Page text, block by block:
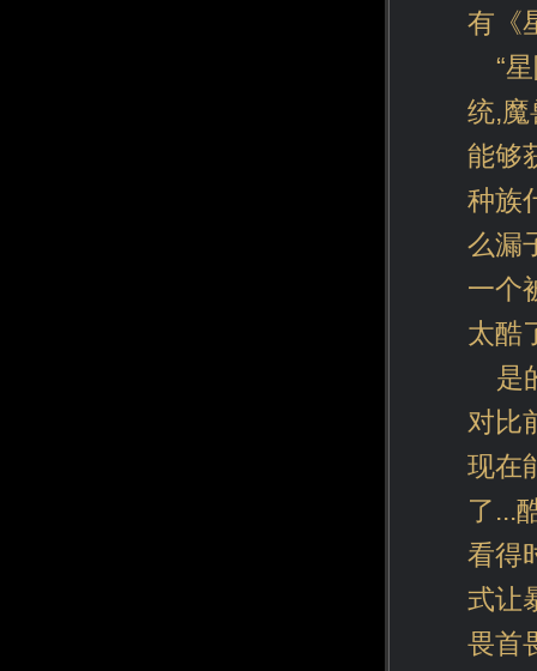
有《
“
统,魔
能够
种族
么漏
一个
太酷
是
对比
现在
了...
看得
式让
畏首